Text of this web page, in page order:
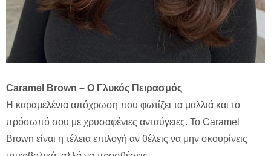
Caramel Brown – Ο Γλυκός Πειρασμός
Η καραμελένια απόχρωση που φωτίζει τα μαλλιά και το
πρόσωπό σου με χρυσαφένιες ανταύγειες. Το Caramel
Brown είναι η τέλεια επιλογή αν θέλεις να μην σκουρίνεις